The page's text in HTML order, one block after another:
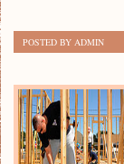
POSTED BY ADMIN